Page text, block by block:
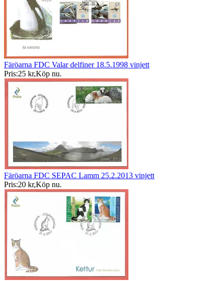
Färöarna FDC Valar delfiner 18.5.1998 vinjett
Pris:25 kr,Köp nu.
Färöarna FDC SEPAC Lamm 25.2.2013 vinjett
Pris:20 kr,Köp nu.